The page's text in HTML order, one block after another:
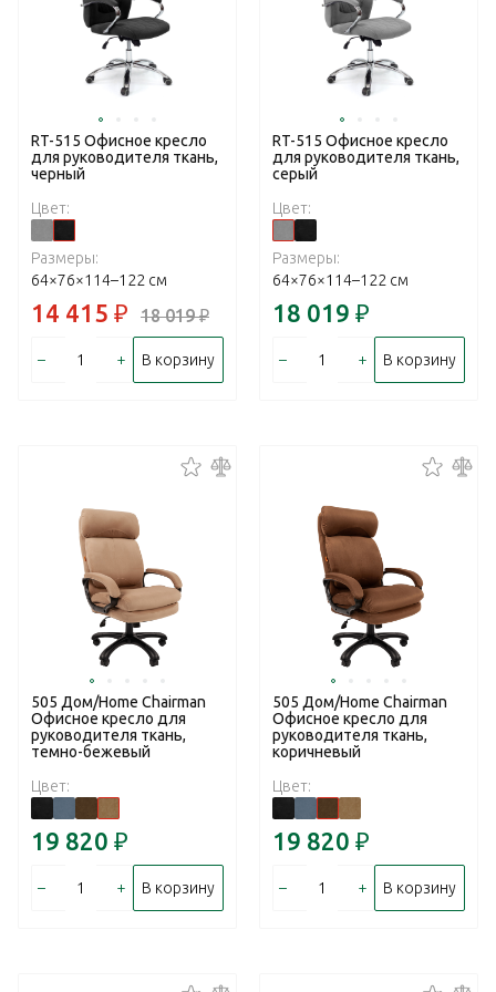
RT-515 Офисное кресло
для руководителя ткань,
черный
Цвет:
Размеры:
64×76×114–122 см
14 415 ₽ 18 019₽
– + В корзину
RT-515 Офисное кресло
для руководителя ткань,
серый
Цвет:
Размеры:
64×76×114–122 см
18 019 ₽
– + В корзину
505 Дом/Home Chairman
Офисное кресло для
руководителя ткань,
темно-бежевый
Цвет:
19 820 ₽
– + В корзину
505 Дом/Home Chairman
Офисное кресло для
руководителя ткань,
коричневый
Цвет:
19 820 ₽
– + В корзину